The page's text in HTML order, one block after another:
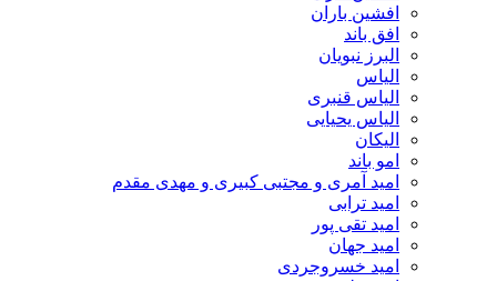
افشین باران
افق باند
البرز نبویان
الیاس
الیاس قنبرى
الیاس یحیایی
الیکان
امو باند
امید آمری و مجتبی کبیری و مهدى مقدم
امید ترابی
امید تقی پور
امید جهان
امید خسروجردی